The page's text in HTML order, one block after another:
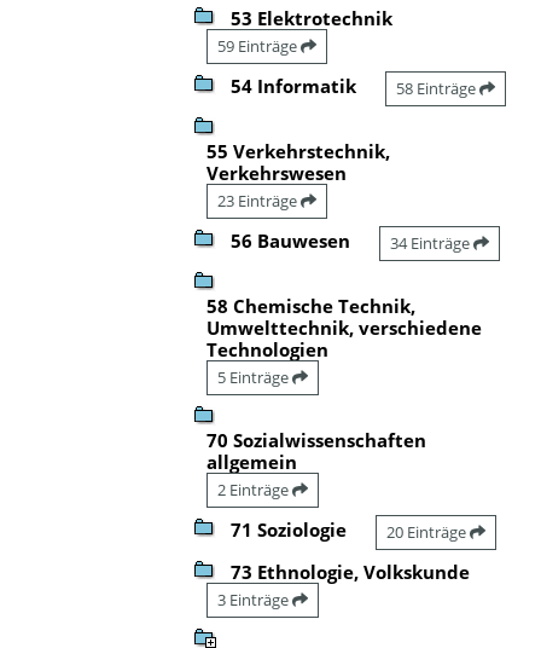
53 Elektrotechnik
59 Einträge
54 Informatik 58 Einträge
55 Verkehrstechnik,
Verkehrswesen
23 Einträge
56 Bauwesen 34 Einträge
58 Chemische Technik,
Umwelttechnik, verschiedene
Technologien
5 Einträge
70 Sozialwissenschaften
allgemein
2 Einträge
71 Soziologie 20 Einträge
73 Ethnologie, Volkskunde
3 Einträge